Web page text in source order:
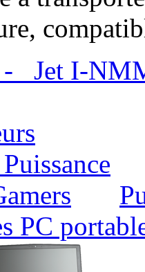
Jet I-
PC